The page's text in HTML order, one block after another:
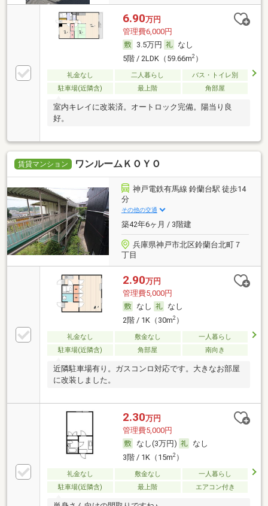
6.90万円
管理費6,000円
3.5万円
なし
5階 / 2LDK（59.66m2）
礼金なし 二人暮らし
バス・トイレ別
駐車場(近隣含)
最上階 角部屋
室内キレイに改装済。オートロック完備。陽当り良
好。
賃貸マンション ワンルームＫＯＹＯ
神戸電鉄有馬線 鈴蘭台駅 徒歩14
分
その他の交通
築42年6ヶ月 / 3階建
兵庫県神戸市北区鈴蘭台北町７
丁目
2.90万円
管理費5,000円
なし
なし
2階 / 1K（30m2）
礼金なし 敷金なし
一人暮らし
駐車場(近隣含)
角部屋 南向き
近隣駐車場有り。ガスコンロ対応です。大きなお部屋
に改装しました。
2.30万円
管理費5,000円
なし(3万円)
なし
3階 / 1K（15m2）
礼金なし 敷金なし
一人暮らし
駐車場(近隣含)
最上階 エアコン付き